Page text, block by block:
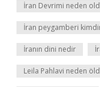
İran Devrimi neden
İran peygamberi
İranın dini nedir
Leila Pahlavi neden